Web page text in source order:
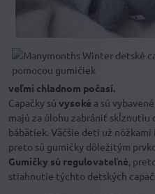
veľmi chladnom počasí.
Capačky sú vysoké a sú
majú za úlohu zabrániť skĺznutiu
bábätiek. Väčšie deti už
preto sú gumičky dôležitým
Gumičky sú regulovateľné,
stiahnutie týchto detských